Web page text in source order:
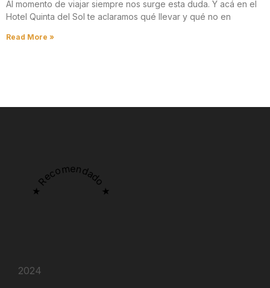
Al momento de viajar siempre nos surge esta duda. Y acá en el
Hotel Quinta del Sol te aclaramos qué llevar y qué no en
Read More »
★ Recomendado ★
2024